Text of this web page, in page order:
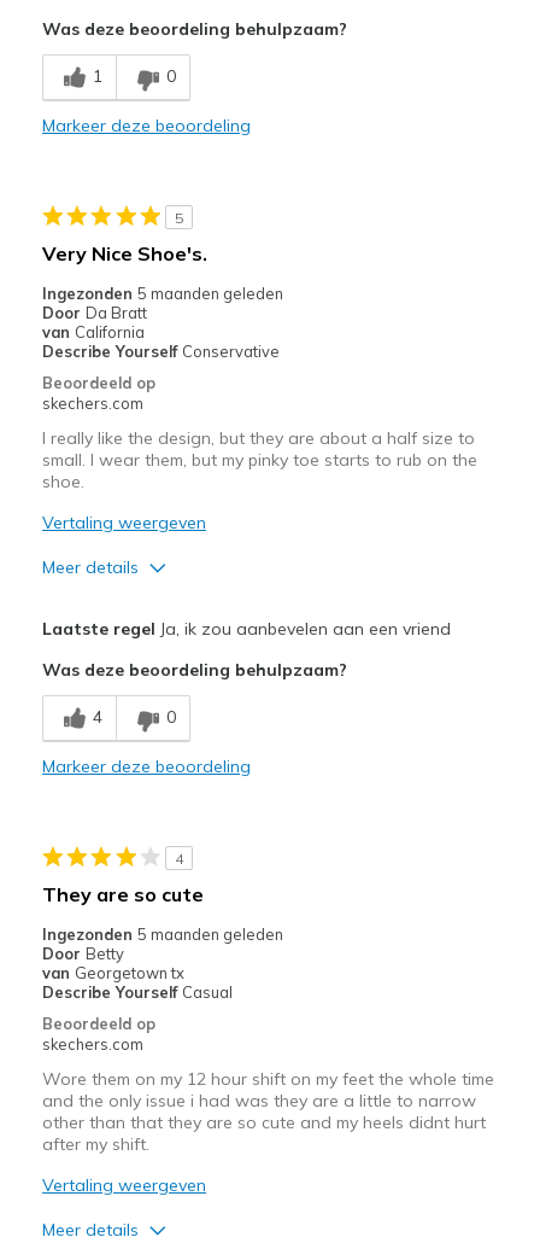
Comfortable
Durable
Casual Wear
Width
Feels true to width
Sizing
View On Shoes
I'm Into Shoes
Was deze beoordeling behulpzaam?
1 0
Markeer deze beoordeling
5
Very Nice Shoe's.
Ingezonden 5 maanden geleden
Door Da Bratt
van California
Describe Yourself Conservative
Beoordeeld op
skechers.com
I really like the design, but they are about a half size to
small. I wear them, but my pinky toe starts to rub on the
shoe.
Vertaling weergeven
Meer details
Durable
Stylish
Going Out
Sizing
Feels half size too small
View On Shoes
I'm Into Shoes
Laatste regel Ja, ik zou aanbevelen aan een vriend
Was deze beoordeling behulpzaam?
4 0
Markeer deze beoordeling
4
They are so cute
Ingezonden 5 maanden geleden
Door Betty
van Georgetown tx
Describe Yourself Casual
Beoordeeld op
skechers.com
Wore them on my 12 hour shift on my feet the whole time
and the only issue i had was they are a little to narrow
other than that they are so cute and my heels didnt hurt
after my shift.
Vertaling weergeven
Meer details